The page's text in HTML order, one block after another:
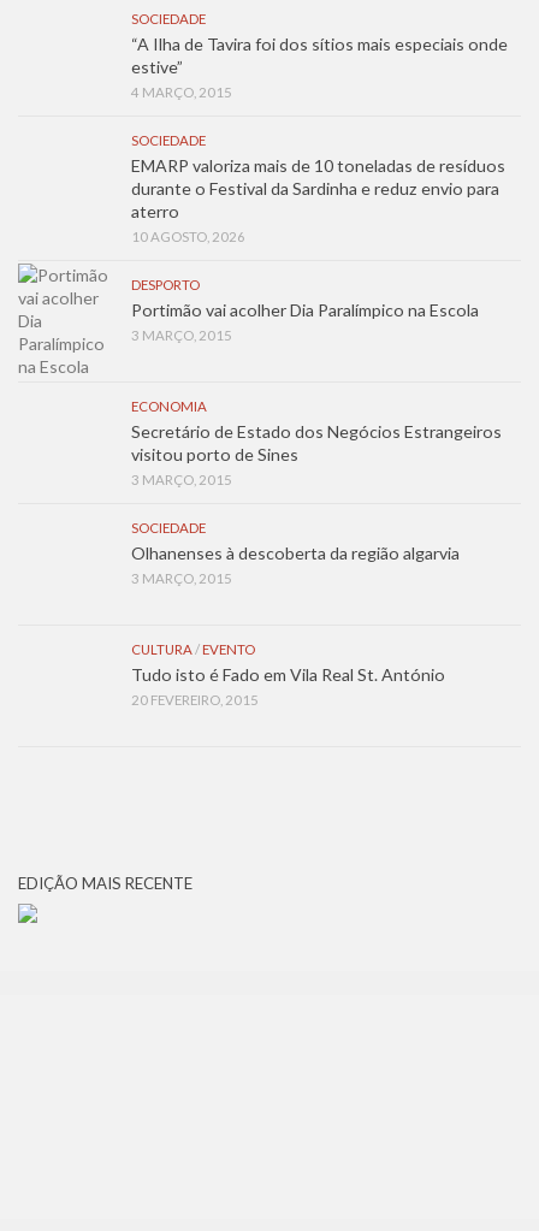
SOCIEDADE
“A Ilha de Tavira foi dos sítios mais especiais onde
estive”
4 MARÇO, 2015
SOCIEDADE
EMARP valoriza mais de 10 toneladas de resíduos
durante o Festival da Sardinha e reduz envio para
aterro
10 AGOSTO, 2026
DESPORTO
Portimão vai acolher Dia Paralímpico na Escola
3 MARÇO, 2015
ECONOMIA
Secretário de Estado dos Negócios Estrangeiros
visitou porto de Sines
3 MARÇO, 2015
SOCIEDADE
Olhanenses à descoberta da região algarvia
3 MARÇO, 2015
CULTURA/ EVENTO
Tudo isto é Fado em Vila Real St. António
20 FEVEREIRO, 2015
EDIÇÃO MAIS RECENTE